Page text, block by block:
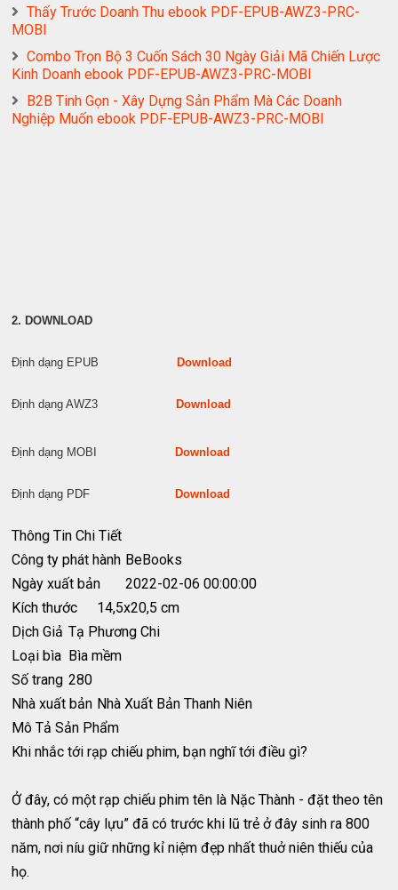
Thấy Trước Doanh Thu ebook PDF-EPUB-AWZ3-PRC-
MOBI
Combo Trọn Bộ 3 Cuốn Sách 30 Ngày Giải Mã Chiến Lược
Kinh Doanh ebook PDF-EPUB-AWZ3-PRC-MOBI
B2B Tinh Gọn - Xây Dựng Sản Phẩm Mà Các Doanh
Nghiệp Muốn ebook PDF-EPUB-AWZ3-PRC-MOBI
2. DOWNLOAD
Định dạng EPUB Download
Định dạng AWZ3 Download
Định dạng MOBI Download
Định dạng PDF Download
Thông Tin Chi Tiết
Công ty phát hành BeBooks
Ngày xuất bản
2022-02-06 00:00:00
Kích thước
14,5x20,5 cm
Dịch Giả Tạ Phương Chi
Loại bìa Bìa mềm
Số trang 280
Nhà xuất bản Nhà Xuất Bản Thanh Niên
Mô Tả Sản Phẩm
Khi nhắc tới rạp chiếu phim, bạn nghĩ tới điều gì?
Ở đây, có một rạp chiếu phim tên là Nặc Thành - đặt theo tên
thành phố “cây lựu” đã có trước khi lũ trẻ ở đây sinh ra 800
năm, nơi níu giữ những kỉ niệm đẹp nhất thuở niên thiếu của
họ.